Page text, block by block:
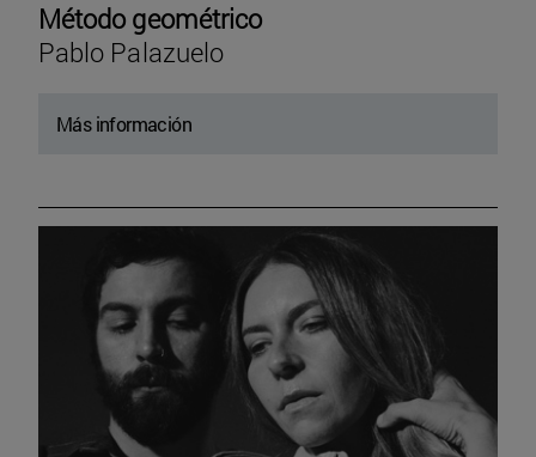
Método geométrico
Pablo Palazuelo
Más información